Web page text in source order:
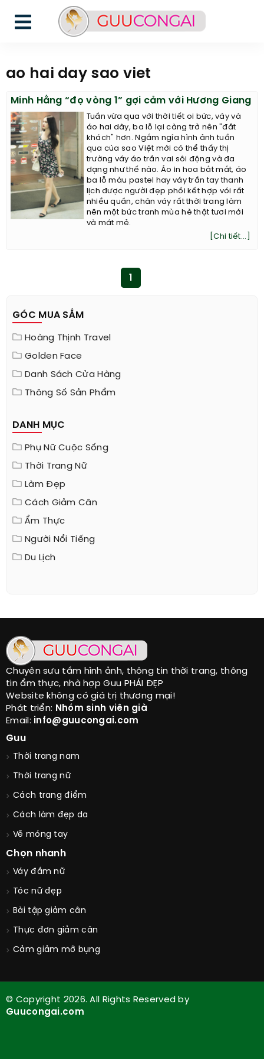
ao hai day sao viet
Minh Hằng “đọ vòng 1” gợi cảm với Hương Giang
Tuần vừa qua với thời tiết oi bức, váy và
áo hai dây, ba lỗ lại càng trở nên "đắt
khách" hơn. Ngắm ngía hình ảnh tuần
qua của sao Việt mới có thể thấy thị
trường váy áo trần vai sôi động và đa
dạng như thế nào. Áo in hoa bắt mắt, áo
ba lỗ màu pastel hay váy trần tay thanh
lịch được người đẹp phối kết hợp vói rất
nhiều quần, chân váy rất thời trang làm
nên một bức tranh mùa hè thật tươi mới
và mát mẻ.
[Chi tiết...]
GÓC MUA SẮM
Hoàng Thịnh Travel
Golden Face
Danh Sách Cửa Hàng
Thông Số Sản Phẩm
DANH MỤC
Phụ Nữ Cuộc Sống
Thời Trang Nữ
Làm Đẹp
Cách Giảm Cân
Ẩm Thực
Người Nổi Tiếng
Du Lịch
Chuyên sưu tầm hình ảnh, thông tin thời trang, thông
tin ẩm thực, nhà hợp Guu PHÁI ĐẸP
Website không có giá trị thương mại!
Phát triển: Nhóm sinh viên già
Email: info@guucongai.com
Guu
Thời trang nam
Thời trang nữ
Cách trang điểm
Cách làm đẹp da
Vẽ móng tay
Chọn nhanh
Váy đầm nữ
Tóc nữ đẹp
Bài tập giảm cân
Thực đơn giảm cân
Cảm giảm mỡ bụng
© Copyright 2026. All Rights Reserved by
Guucongai.com